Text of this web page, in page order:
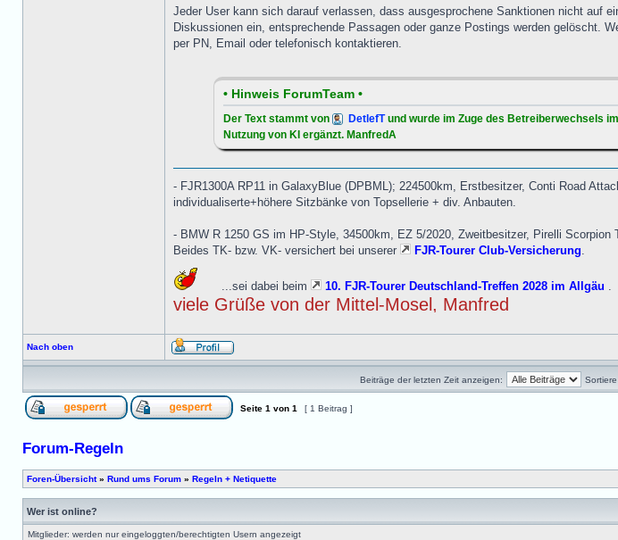
Jeder User kann sich darauf verlassen, dass ausgesprochene Sanktionen nicht auf
Diskussionen ein, entsprechende Passagen oder ganze Postings werden gelöscht.
per PN, Email oder telefonisch kontaktieren.
• Hinweis ForumTeam •
Der Text stammt von DetlefTund wurde im Zuge des Betreiberwechsels
Nutzung von KI ergänzt. ManfredA
- FJR1300A RP11 in GalaxyBlue (DPBML); 224500km, Erstbesitzer, Conti Road
individualiserte+höhere Sitzbänke von Topsellerie + div. Anbauten.
- BMW R 1250 GS im HP-Style, 34500km, EZ 5/2020, Zweitbesitzer, Pirelli
Beides TK- bzw. VK- versichert bei unserer
FJR-Tourer Club-Versicherung.
...sei dabei beim 10. FJR-Tourer Deutschland-Treffen 2028 im Allgäu .
viele Grüße von der Mittel-Mosel, Manfred
Nach oben
Beiträge der letzten Zeit anzeigen:
Seite 1 von 1 [ 1 Beitrag ]
Forum-Regeln
Foren-Übersicht» Rund ums Forum » Regeln + Netiquette
Wer ist online?
Mitglieder: werden nur eingeloggten/berechtigten Usern angezeigt